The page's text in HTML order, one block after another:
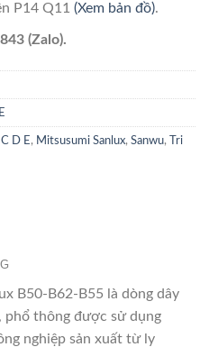
P14 Q11 (Xem bản đồ).
(Zalo).
D E , Mitsusumi Sanlux, Sanwu,
Tri
B50-B62-B55 là dòng dây
phổ thông được sử dụng
nghiệp sản xuất từ ly